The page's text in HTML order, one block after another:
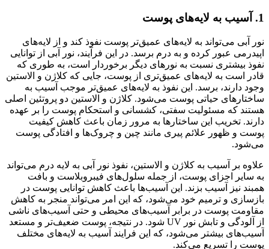
1. آسیب به لایه‌های پوست
نور آبی می‌تواند به لایه‌های عمیق‌تر پوست نفوذ کند و از لایه‌های
اپیدرمی عبور کرده و به درم برسد. در این فرآیند، نور آبی از توانایی
نفوذ بیشتری نسبت به نورهای دیگر برخوردار است، به طوری که
قادر است به لایه‌های عمیق‌تری از پوست، جایی که کلاژن و الاستین
وجود دارند، برسد. این نفوذ به لایه‌های عمیق‌تر موجب آسیب به
ساختارهای حیاتی پوست می‌شود. کلاژن و الاستین دو پروتئین اصلی
هستند که مسئولیت سفتی، کشسانی و استحکام پوست را بر عهده
دارند. تخریب این ساختارها به مرور زمان باعث کاهش کیفیت
پوست و ظهور علائم پیری مانند چین و چروک‌ها و افتادگی پوست
می‌شود.
علاوه بر آسیب به کلاژن و الاستین، نفوذ نور آبی به لایه درم می‌تواند
به سایر اجزای پوست، از جمله سلول‌های فیبروبلاست و بافت
همبند نیز آسیب بزند. این آسیب‌ها باعث کاهش توانایی پوست در
بازسازی و ترمیم خود می‌شود، که این امر می‌تواند منجر به کاهش
مقاومت پوست در برابر آسیب‌های محیطی و حتی آسیب‌های ناشی
از آلودگی و تابش نور UV شود. در نتیجه، پوست ضعیف‌تر و مستعد
آسیب‌های بیشتر می‌شود، که این فرایند آسیب به لایه‌های مختلف
پوست را تسریع می‌کند.